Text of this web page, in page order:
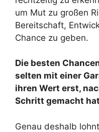
um Mut zu großen
Bereitschaft,
Chance zu geben.
Die besten
selten mit einer
ihren Wert erst,
Schritt gemacht
Genau deshalb